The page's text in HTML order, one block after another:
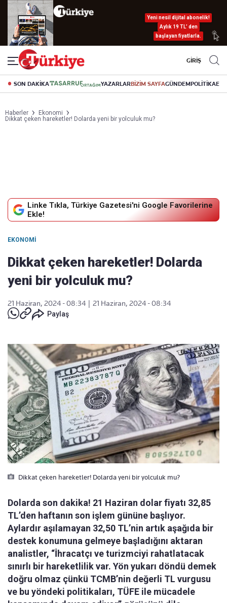
Yeni nesil dijital abonelik!
Aylık 19 TL’ den
başlayan fiyatlarla.
GİRİŞ
SON DAKİKA YAZARLARBİZİM SAYFAGÜNDEMPOLİTİKA
Haberler
Ekonomi
Dikkat çeken hareketler! Dolarda yeni bir yolculuk mu?
Linke Tıkla, Türkiye Gazetesi'ni Google Favorilerine
Ekle!
EKONOMI
Dikkat çeken hareketler! Dolarda
yeni bir yolculuk mu?
21 Haziran, 2024 - 08:34
21 Haziran, 2024 - 08:34
Paylaş
Dikkat çeken hareketler! Dolarda yeni bir yolculuk mu?
Dolarda son dakika! 21 Haziran dolar fiyatı 32,85
TL’den haftanın son işlem gününe başlıyor.
Aylardır aşılamayan 32,50 TL’nin artık aşağıda bir
destek konumuna gelmeye başladığını aktaran
analistler, “İhracatçı ve turizmciyi rahatlatacak
sınırlı bir hareketlilik var. Yön yukarı döndü demek
doğru olmaz çünkü TCMB’nin değerli TL vurgusu
ve bu yöndeki politikaları, TÜFE ile mücadele